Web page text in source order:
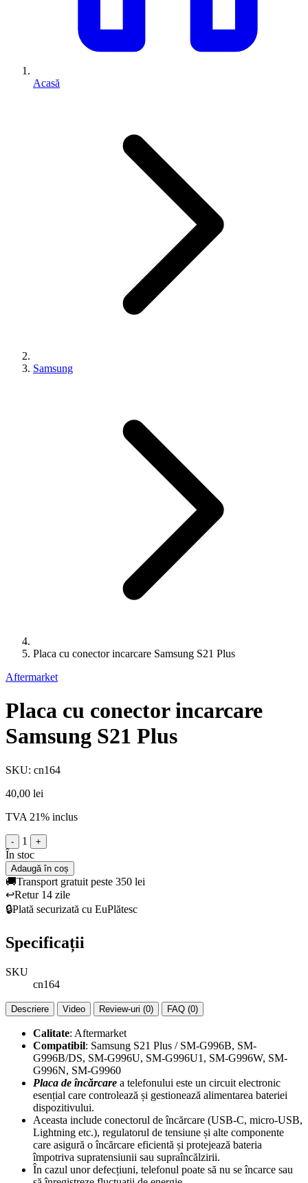
Acasă
Samsung
Placa cu conector incarcare Samsung S21 Plus
Aftermarket
Placa cu conector incarcare
Samsung S21 Plus
SKU: cn164
40,00 lei
TVA 21% inclus
- 1 +
În stoc
Adaugă în coș
🚚Transport gratuit peste 350 lei
↩️Retur 14 zile
🔒Plată securizată cu EuPlătesc
Specificații
SKU
cn164
Descriere Video Review-uri (0) FAQ (0)
Calitate: Aftermarket
Compatibil: Samsung S21 Plus / SM-G996B, SM-
G996B/DS, SM-G996U, SM-G996U1, SM-G996W, SM-
G996N, SM-G9960
Placa de încărcare a telefonului este un circuit electronic
esențial care controlează și gestionează alimentarea bateriei
dispozitivului.
Aceasta include conectorul de încărcare (USB-C, micro-USB,
Lightning etc.), regulatorul de tensiune și alte componente
care asigură o încărcare eficientă și protejează bateria
împotriva supratensiunii sau supraîncălzirii.
În cazul unor defecțiuni, telefonul poate să nu se încarce sau